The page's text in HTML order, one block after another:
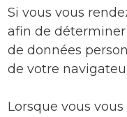
Si vous vous
afin de
de données
de votre
Lorsque vous